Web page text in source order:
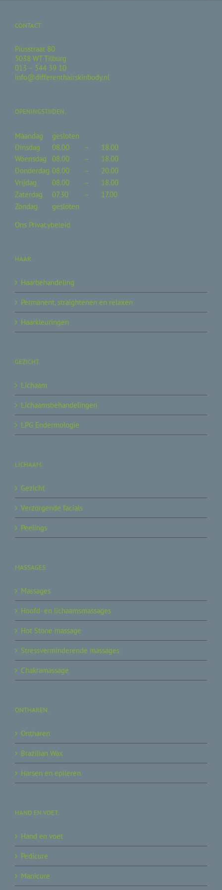
CONTACT.
Piusstraat 80
5038 WT Tilburg
013 – 544 39 10
info@differenthairskinbody.nl
OPENINGSTIJDEN.
Maandag
gesloten
Dinsdag
08.00 –
18.00
Woensdag
08.00 –
18.00
Donderdag 08.00 –
20.00
Vrijdag
08.00 –
18.00
Zaterdag
07.30 –
17.00
Zondag
gesloten
Ons Privacybeleid
HAAR.
Haarbehandeling
Permanent, straightenen en relaxen
Haarkleuringen
GEZICHT.
Lichaam
Lichaamsbehandelingen
LPG Endermologie
LICHAAM.
Gezicht
Verzorgende facials
Peelings
MASSAGES.
Massages
Hoofd- en lichaamsmassages
Hot Stone massage
Stressverminderende massages
Chakramassage
ONTHAREN.
Ontharen
Brazilian Wax
Harsen en epileren
HAND EN VOET.
Hand en voet
Pedicure
Manicure